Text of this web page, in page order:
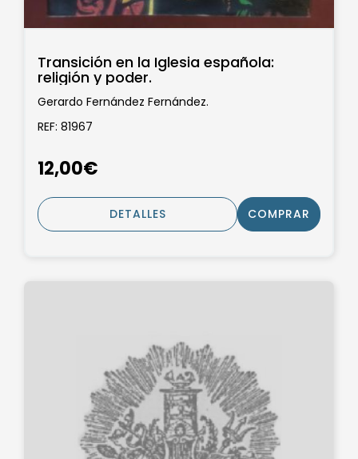
Transición en la Iglesia española:
religión y poder.
Gerardo Fernández Fernández.
REF: 81967
12,00€
DETALLES COMPRAR